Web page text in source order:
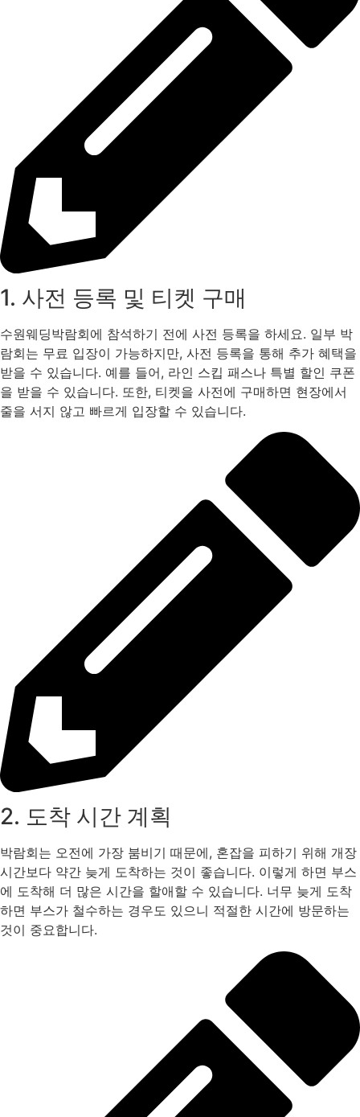
1. 사전 등록 및 티켓 구매
수원웨딩박람회에 참석하기 전에 사전 등록을 하세요. 일부 박
람회는 무료 입장이 가능하지만, 사전 등록을 통해 추가 혜택을
받을 수 있습니다. 예를 들어, 라인 스킵 패스나 특별 할인 쿠폰
을 받을 수 있습니다. 또한, 티켓을 사전에 구매하면 현장에서
줄을 서지 않고 빠르게 입장할 수 있습니다.
2. 도착 시간 계획
박람회는 오전에 가장 붐비기 때문에, 혼잡을 피하기 위해 개장
시간보다 약간 늦게 도착하는 것이 좋습니다. 이렇게 하면 부스
에 도착해 더 많은 시간을 할애할 수 있습니다. 너무 늦게 도착
하면 부스가 철수하는 경우도 있으니 적절한 시간에 방문하는
것이 중요합니다​.